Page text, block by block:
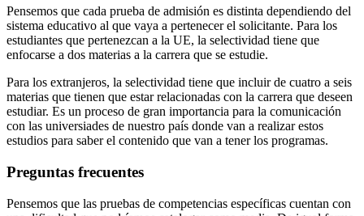
Pensemos que cada prueba de admisión es distinta dependiendo del
sistema educativo al que vaya a pertenecer el solicitante. Para los
estudiantes que pertenezcan a la UE, la selectividad tiene que
enfocarse a dos materias a la carrera que se estudie.
Para los extranjeros, la selectividad tiene que incluir de cuatro a seis
materias que tienen que estar relacionadas con la carrera que deseen
estudiar. Es un proceso de gran importancia para la comunicación
con las universiades de nuestro país donde van a realizar estos
estudios para saber el contenido que van a tener los programas.
Preguntas frecuentes
Pensemos que las pruebas de competencias específicas cuentan con